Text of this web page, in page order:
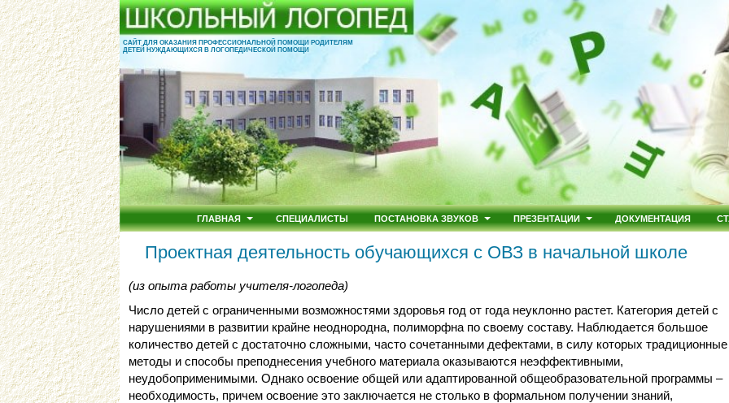
САЙТ ДЛЯ ОКАЗАНИЯ ПРОФЕССИОНАЛЬНОЙ ПОМОЩИ РОДИТЕЛЯМ
ДЕТЕЙ НУЖДАЮЩИХСЯ В ЛОГОПЕДИЧЕСКОЙ ПОМОЩИ
ГЛАВНАЯ СПЕЦИАЛИСТЫ ПОСТАНОВКА ЗВУКОВ ПРЕЗЕНТАЦИИ ДОКУМЕНТАЦИЯ
Проектная деятельность обучающихся с ОВЗ в начальной школе
(из опыта работы учителя-логопеда)
Число детей с ограниченными возможностями здоровья год от года неуклонно растет. Категория детей с
нарушениями в развитии крайне неоднородна, полиморфна по своему составу. Наблюдается большое
количество детей с достаточно сложными, часто сочетанными дефектами, в силу которых традиционные
методы и способы преподнесения учебного материала оказываются неэффективными,
неудобоприменимыми. Однако освоение общей или адаптированной общеобразовательной программы –
необходимость, причем освоение это заключается не столько в формальном получении знаний,